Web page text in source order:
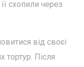
схопили через
від своєї
тортур. Після